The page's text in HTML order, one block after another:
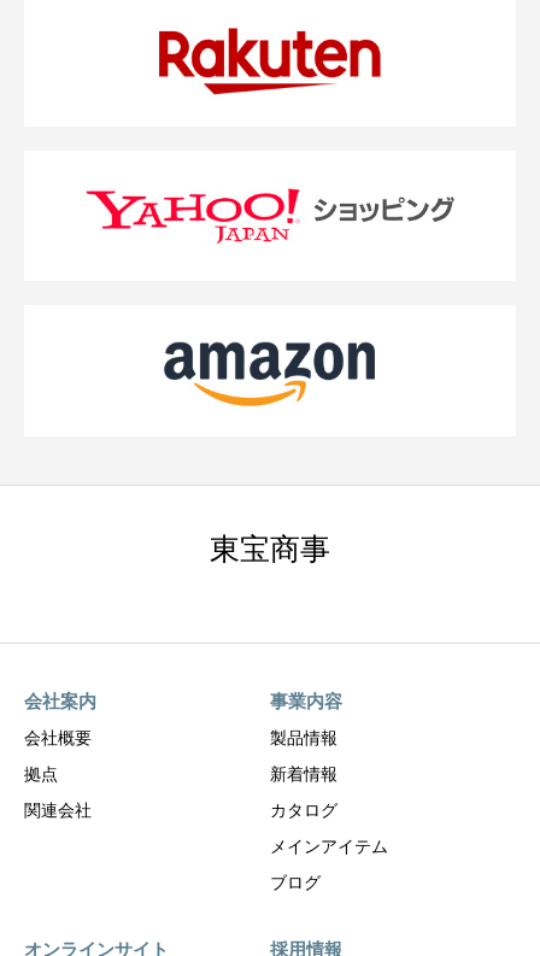
東宝商事
会社案内
会社概要
拠点
関連会社
事業内容
製品情報
新着情報
カタログ
メインアイテム
ブログ
オンラインサイト 採用情報